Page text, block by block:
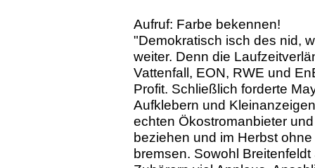
Aufruf: Farbe bekennen!
"Demokratisch isch des nid,
weiter. Denn die
Vattenfall, EON, RWE und
Profit. Schließlich forderte
Aufklebern und
echten Ökostromanbieter
beziehen und im Herbst
bremsen. Sowohl